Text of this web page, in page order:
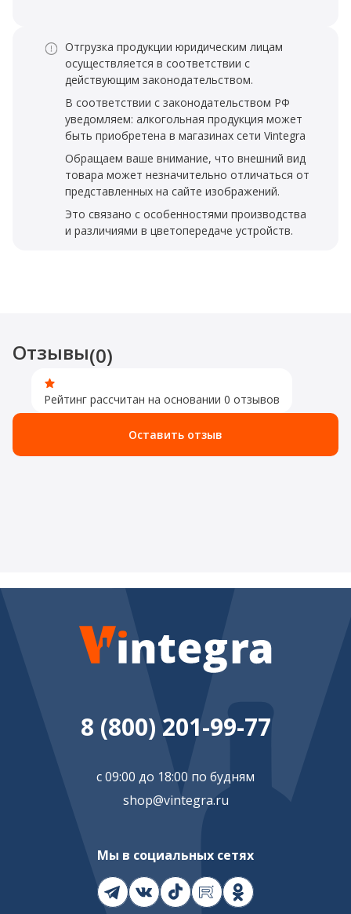
Отгрузка продукции юридическим лицам
осуществляется в соответствии с
действующим законодательством.
В соответствии с законодательством РФ
уведомляем: алкогольная продукция может
быть приобретена в магазинах сети Vintegra
Обращаем ваше внимание, что внешний вид
товара может незначительно отличаться от
представленных на сайте изображений.
Это связано с особенностями производства
и различиями в цветопередаче устройств.
Отзывы(0)
Рейтинг рассчитан на основании 0 отзывов
Оставить отзыв
8 (800) 201-99-77
с 09:00 до 18:00 по будням
shop@vintegra.ru
Мы в социальных сетях